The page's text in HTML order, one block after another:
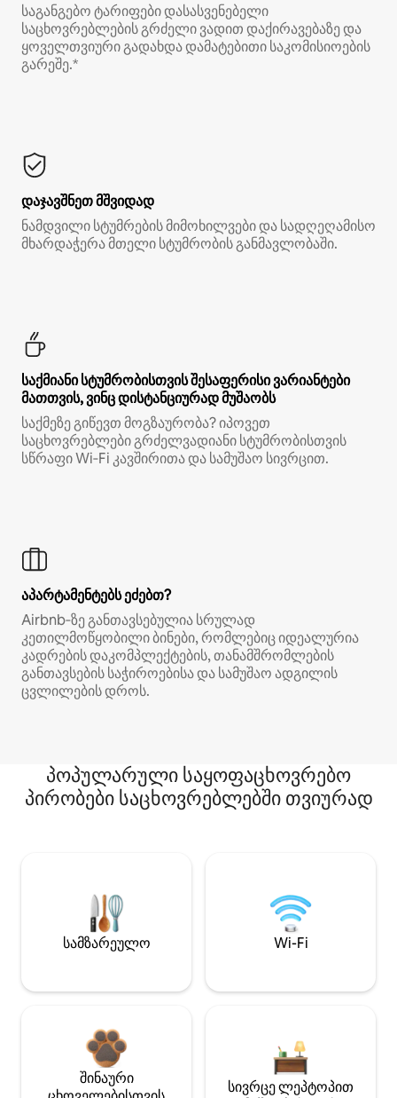
საგანგებო ტარიფები დასასვენებელი
საცხოვრებლების გრძელი ვადით დაქირავებაზე და
ყოველთვიური გადახდა დამატებითი საკომისიოების
გარეშე.*
დაჯავშნეთ მშვიდად
ნამდვილი სტუმრების მიმოხილვები და სადღეღამისო
მხარდაჭერა მთელი სტუმრობის განმავლობაში.
საქმიანი სტუმრობისთვის შესაფერისი ვარიანტები
მათთვის, ვინც დისტანციურად მუშაობს
საქმეზე გიწევთ მოგზაურობა? იპოვეთ
საცხოვრებლები გრძელვადიანი სტუმრობისთვის
სწრაფი Wi‑Fi კავშირითა და სამუშაო სივრცით.
აპარტამენტებს ეძებთ?
Airbnb‑ზე განთავსებულია სრულად
კეთილმოწყობილი ბინები, რომლებიც იდეალურია
კადრების დაკომპლექტების, თანამშრომლების
განთავსების საჭიროებისა და სამუშაო ადგილის
ცვლილების დროს.
პოპულარული საყოფაცხოვრებო
პირობები საცხოვრებლებში თვიურად
სამზარეულო Wi-Fi
შინაური
სივრცე ლეპტოპით